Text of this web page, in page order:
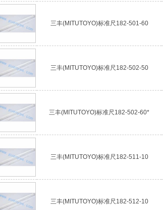
三丰(MITUTOYO)标准尺182-501-60
三丰(MITUTOYO)标准尺182-502-50
三丰(MITUTOYO)标准尺182-502-60*
三丰(MITUTOYO)标准尺182-511-10
三丰(MITUTOYO)标准尺182-512-10